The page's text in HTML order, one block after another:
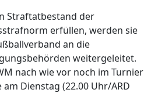
Straftatbestand der
erfüllen, werden sie
an die
weitergeleitet.
nach wie vor noch im Turnier
Dienstag (22.00 Uhr/ARD